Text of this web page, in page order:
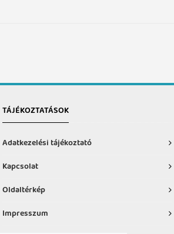
TÁJÉKOZTATÁSOK
Adatkezelési tájékoztató
Kapcsolat
Oldaltérkép
Impresszum